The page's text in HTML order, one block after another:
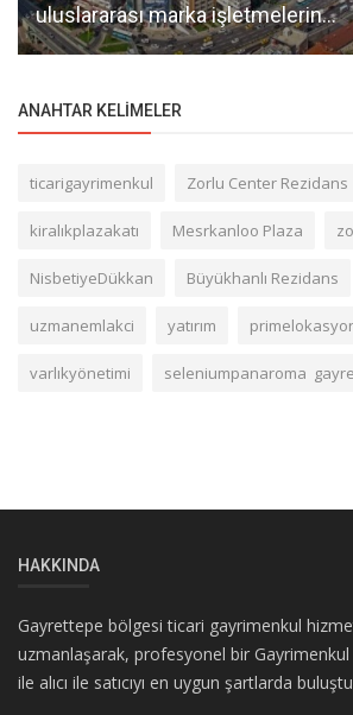
uluslararası marka işletmelerin...
ANAHTAR KELIMELER
ticarigayrimenkul Zorlu Center Rezidans
kiralıkplazakatı Mesrkanloo Plaza
NisbetiyeDükkan Büyükhanlı Rezidans
uzmanemlakci yatırım
varlıkyönetimi seleniumpanaroma
HAKKINDA
Gayrettepe bölgesi ticari gayrimenkul
uzmanlaşarak, profesyonel bir Gayrimenkul
ile alıcı ile satıcıyı en uygun şartlarda